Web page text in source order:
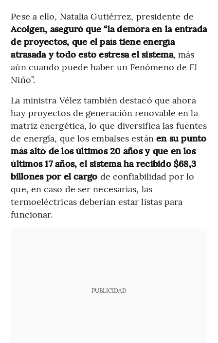
Pese a ello, Natalia Gutiérrez, presidente de
Acolgen, aseguró que “la demora en la entrada
de proyectos, que el país tiene energía
atrasada y todo esto estresa el sistema, más
aún cuando puede haber un Fenómeno de El
Niño”.
La ministra Vélez también destacó que ahora
hay proyectos de generación renovable en la
matriz energética, lo que diversifica las fuentes
de energía, que los embalses están en su punto
más alto de los últimos 20 años y que en los
últimos 17 años, el sistema ha recibido $68,3
billones por el cargo de confiabilidad por lo
que, en caso de ser necesarias, las
termoeléctricas deberían estar listas para
funcionar.
PUBLICIDAD